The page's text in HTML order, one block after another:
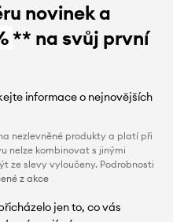
novinek a
** na svůj první
informace o nejnovějších
nezlevněné produkty a platí při
nelze kombinovat s jinými
ze slevy vyloučeny. Podrobnosti
z akce
jen to, co vás